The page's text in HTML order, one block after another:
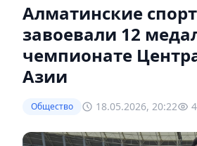
Алматинские
завоевали 12
чемпионате
Азии
Общество 18.05.2026, 20:22